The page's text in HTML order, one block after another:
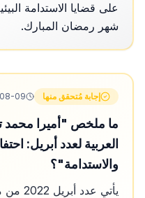
على قضايا الاستدامة
شهر رمضان المبارك.
إجابة مُتحقق منها 09
ما ملخص "أميرا محمد
العربية لعدد أبريل:
والاستدامة"؟
يأتي